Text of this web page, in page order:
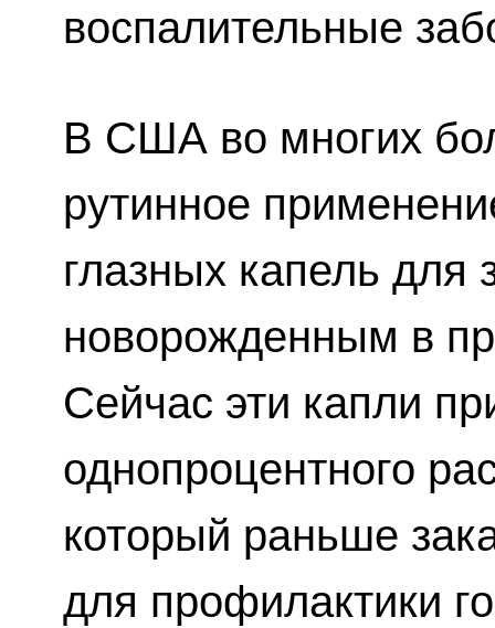
воспалительные
В США во многих
рутинное
глазных капель для
новорожденным в
Сейчас эти капли
однопроцентного
который раньше
для профилактики